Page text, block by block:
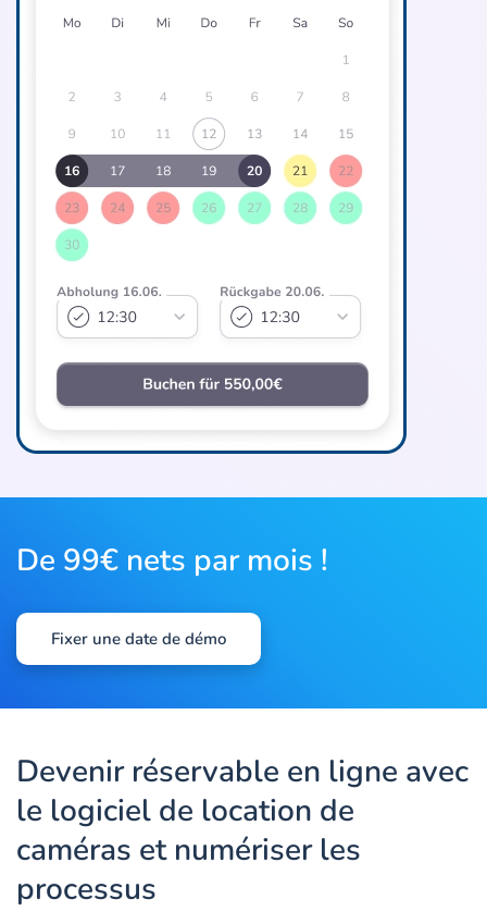
De 99€ nets par mois !
Fixer une date de démo
Devenir réservable en ligne avec
le logiciel de location de
caméras et numériser les
processus